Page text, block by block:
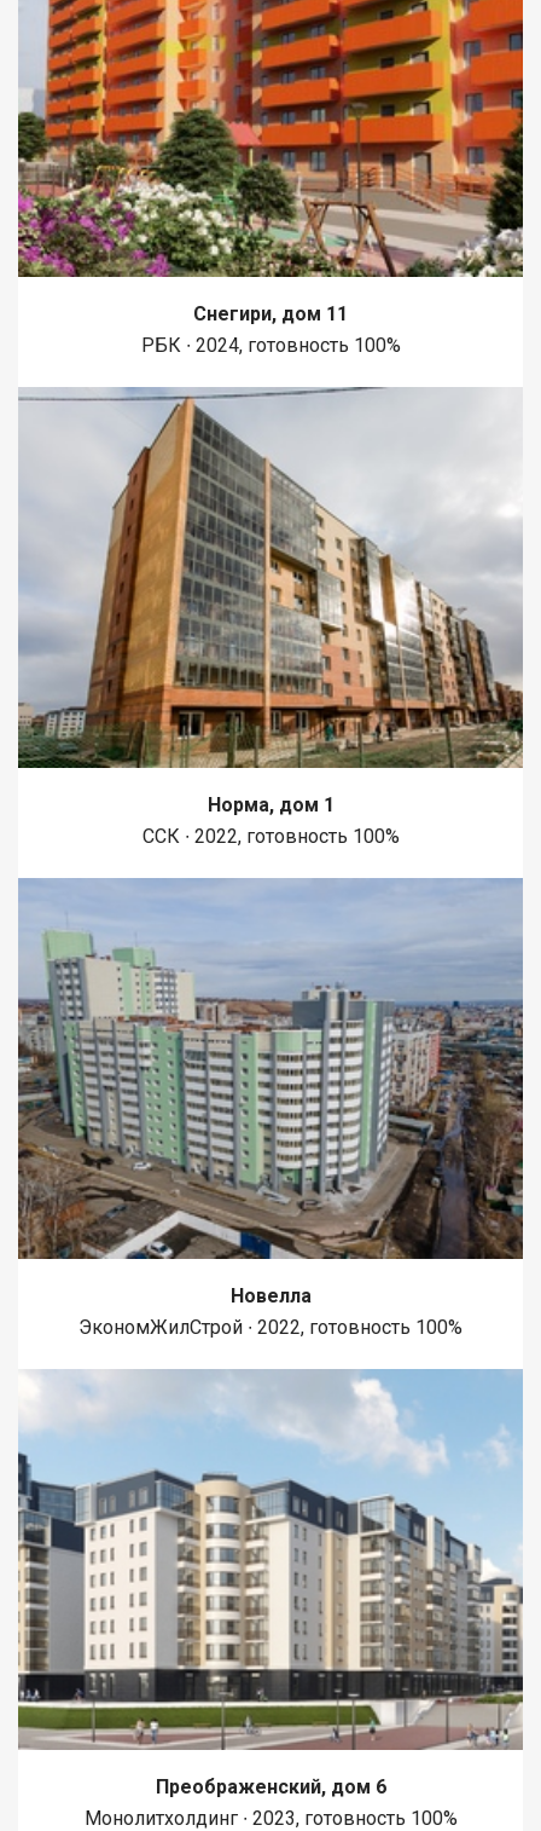
Снегири, дом 11
РБК ∙ 2024, готовность 100%
Норма, дом 1
ССК ∙ 2022, готовность 100%
Новелла
ЭкономЖилСтрой ∙ 2022, готовность 100%
Преображенский, дом 6
Монолитхолдинг ∙ 2023, готовность 100%